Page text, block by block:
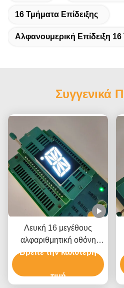
16 Τμήματα Επίδειξης
Αλφανουμερική Επίδειξη
Συγγενικά
Λευκή 16 μεγέθους
αλφαριθμητική οθόνη
LED για δείκτη
Βρείτε την καλύτερη
τιμή